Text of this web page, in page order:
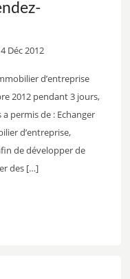
Déc 2012
d’entreprise
2012 pendant 3 jours,
permis de : Echanger
d’entreprise,
de développer de
des […]